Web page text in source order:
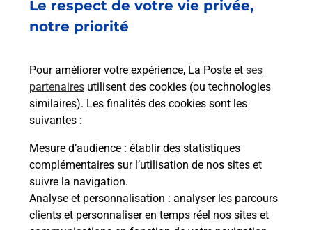
Le respect de votre vie privée,
notre priorité
Pour améliorer votre expérience, La Poste et ses
partenaires utilisent des cookies (ou technologies
similaires). Les finalités des cookies sont les
suivantes :
Mesure d’audience : établir des statistiques
complémentaires sur l’utilisation de nos sites et
suivre la navigation.
Analyse et personnalisation : analyser les parcours
clients et personnaliser en temps réel nos sites et
Acheter un iPhone neuf ou reconditionné
Vous recherchez un smartphone pas cher proche
de chez vous ? Découvrez notre offre de
téléphones iPhone Apple dans vos bureaux de
Poste à OTA PORTO (20150) !